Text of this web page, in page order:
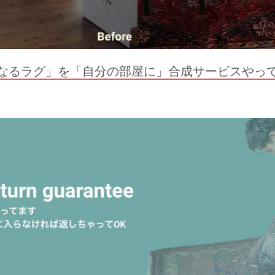
るラグ」を「自分の部屋に」合成サービスやっ